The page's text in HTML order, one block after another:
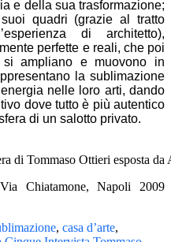
e della sua trasformazione;
quadri (grazie al tratto
di architetto),
perfette e reali, che poi
ampliano e muovono in
la sublimazione
nelle loro arti, dando
dove tutto è più autentico
di un salotto privato.
di Tommaso Ottieri esposta da
Chiatamone, Napoli 2009
, casa d’arte,